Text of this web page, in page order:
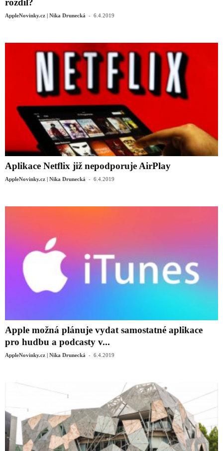
rozdíl?
AppleNovinky.cz | Nika Drunecká - 6.4.2019
Aplikace Netflix již nepodporuje AirPlay
AppleNovinky.cz | Nika Drunecká - 6.4.2019
Apple možná plánuje vydat samostatné aplikace
pro hudbu a podcasty v...
AppleNovinky.cz | Nika Drunecká - 6.4.2019